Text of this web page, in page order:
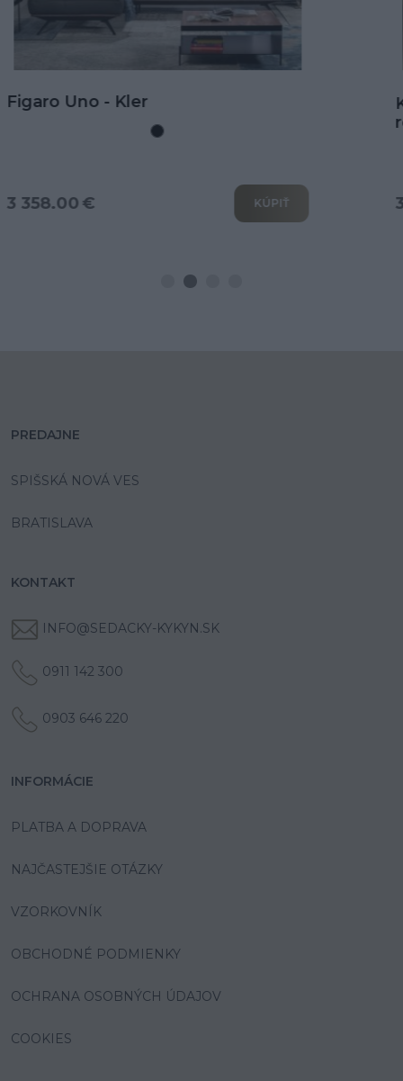
Kožená rohová sedačka Goya s
rozkladom na spanie
3 802.00 €
PREDAJNE
SPIŠSKÁ NOVÁ VES
BRATISLAVA
KONTAKT
INFO@SEDACKY-KYKYN.SK
0911 142 300
0903 646 220
INFORMÁCIE
PLATBA A DOPRAVA
NAJČASTEJŠIE OTÁZKY
VZORKOVNÍK
OBCHODNÉ PODMIENKY
OCHRANA OSOBNÝCH ÚDAJOV
COOKIES